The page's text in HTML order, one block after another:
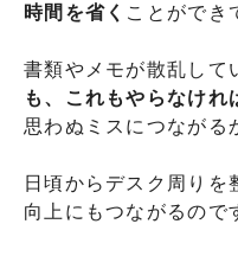
時間を省く ことができ
書類やメモが散乱して
も、これもやらなけれ
思わぬミスにつながる
日頃からデスク周りを
向上にもつながるので